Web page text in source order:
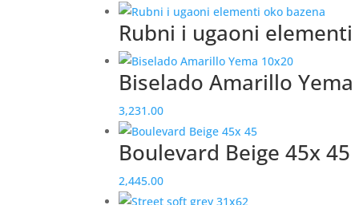
Rubni i ugaoni elementi
Biselado Amarillo Yema
3,231.00
Boulevard Beige 45x 45
2,445.00